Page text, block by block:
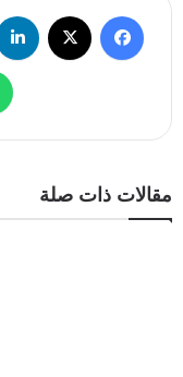
مقالات ذات صلة